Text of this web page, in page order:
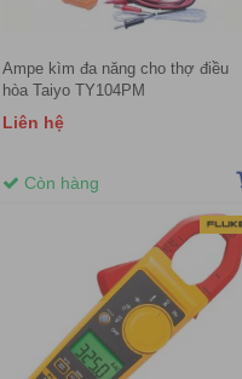
Ampe kìm đa năng cho thợ điều
hòa Taiyo TY104PM
Liên hệ
Còn hàng